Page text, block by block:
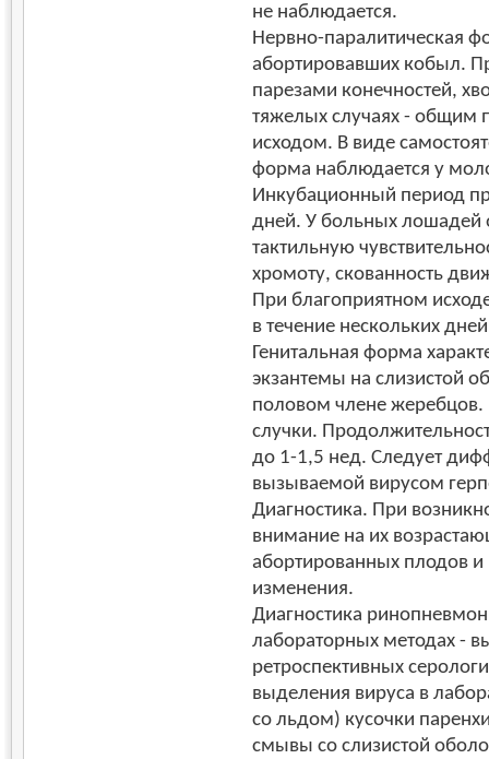
не наблюдается.
Нервно-паралитическая
абортировавших кобыл.
парезами конечностей,
тяжелых случаях - общим
исходом. В виде
форма наблюдается у
Инкубационный период
дней. У больных
тактильную
хромоту, скованность
При благоприятном
в течение нескольких
Генитальная форма
экзантемы на слизистой
половом члене жеребцов.
случки.
до 1-1,5 нед. Следует
вызываемой вирусом
Диагностика. При
внимание на их
абортированных плодов и
изменения.
Диагностика
лабораторных методах -
ретроспективных
выделения вируса в
со льдом) кусочки
смывы со слизистой